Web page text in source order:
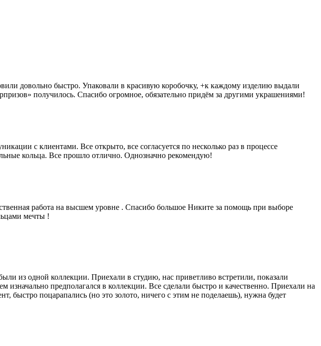
довольно быстро. Упаковали в красивую коробочку, +к каждому изделию выдали
получилось. Спасибо огромное, обязательно придём за другими украшениями!
с клиентами. Все открыто, все согласуется по несколько раз в процессе
кольца. Все прошло отлично. Однозначно рекомендую!
работа на высшем уровне . Спасибо большое Никите за помощь при выборе
мечты !
из одной коллекции. Приехали в студию, нас приветливо встретили, показали
предполагался в коллекции. Все сделали быстро и качественно. Приехали на
быстро поцарапались (но это золото, ничего с этим не поделаешь), нужна будет